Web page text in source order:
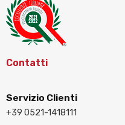
Contatti
Servizio Clienti
+39 0521-1418111